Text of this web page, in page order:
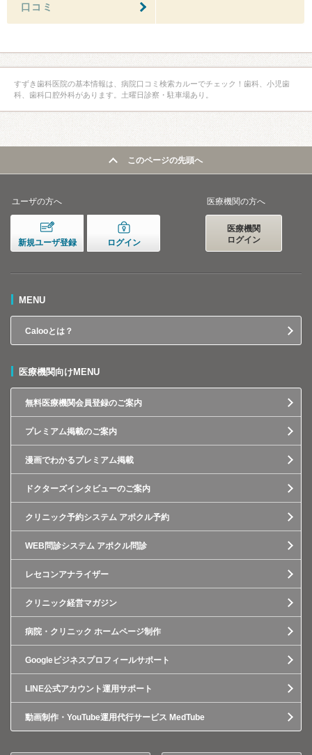
口コミ
すずき歯科医院の基本情報は、病院口コミ検索カルーでチェック！歯科、小児歯
科、歯科口腔外科があります。土曜日診察・駐車場あり。
このページの先頭へ
ユーザの方へ
新規ユーザ登録 ログイン
医療機関の方へ
医療機関
ログイン
MENU
Calooとは？
医療機関向けMENU
無料医療機関会員登録のご案内
プレミアム掲載のご案内
漫画でわかるプレミアム掲載
ドクターズインタビューのご案内
クリニック予約システム アポクル予約
WEB問診システム アポクル問診
レセコンアナライザー
クリニック経営マガジン
病院・クリニック ホームページ制作
Googleビジネスプロフィールサポート
LINE公式アカウント運用サポート
動画制作・YouTube運用代行サービス MedTube